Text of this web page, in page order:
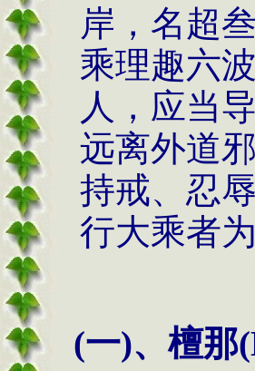
岸，名超
乘理趣六
人，应当
远离外道
持戒、忍
行大乘者
(一)、檀那